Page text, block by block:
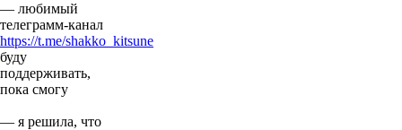
— любимый
телеграмм-канал
https://t.me/shakko_kitsune
буду
поддерживать,
пока смогу
— я решила, что